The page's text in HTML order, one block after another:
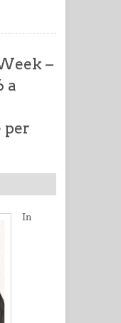
–
a
per
In